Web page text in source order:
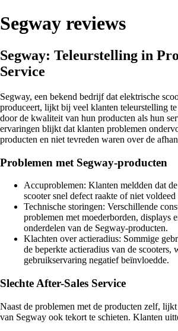
Segway reviews
Segway: Teleurstelling in
Service
Segway, een bekend bedrijf dat elektrische
produceert, lijkt bij veel klanten teleurstelling
door de kwaliteit van hun producten als hun
ervaringen blijkt dat klanten problemen
producten en niet tevreden waren over de
Problemen met Segway-producten
Accuproblemen: Klanten meldden dat
scooter snel defect raakte of niet
Technische storingen: Verschillende
problemen met moederborden, displays
onderdelen van de Segway-producten.
Klachten over actieradius: Sommige
de beperkte actieradius van de scooters,
gebruikservaring negatief beïnvloedde.
Slechte After-Sales Service
Naast de problemen met de producten zelf,
van Segway ook tekort te schieten. Klanten